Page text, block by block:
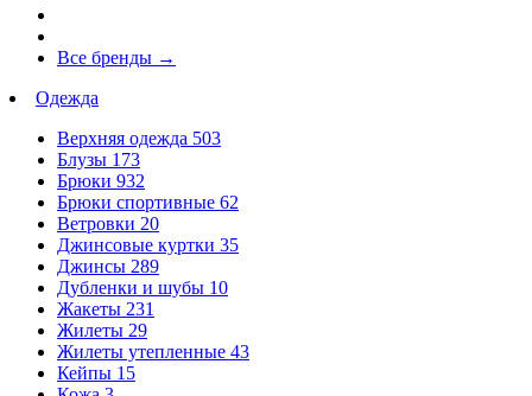
Все бренды →
Одежда
Верхняя одежда 503
Блузы 173
Брюки 932
Брюки спортивные 62
Ветровки 20
Джинсовые куртки 35
Джинсы 289
Дубленки и шубы 10
Жакеты 231
Жилеты 29
Жилеты утепленные 43
Кейпы 15